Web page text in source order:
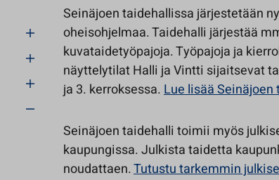
Seinäjoen taidehallissa järjestetään
oheisohjelmaa. Taidehalli järjestää
kuvataidetyöpajoja. Työpajoja ja
näyttelytilat Halli ja Vintti sijaitsevat
ja 3. kerroksessa.Lue lisää
Seinäjoen taidehalli toimii myös
kaupungissa. Julkista taidetta
noudattaen.Tutustu tarkemmin